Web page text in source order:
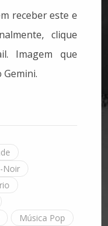
receber este e
clique
Imagem que
Noir
Música Pop